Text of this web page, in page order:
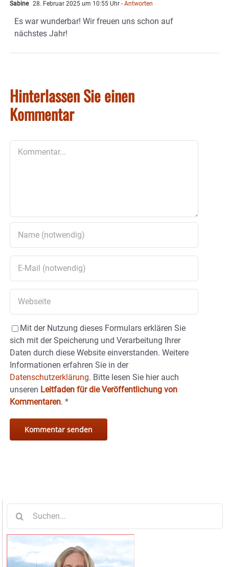
Sabine 28. Februar 2025 um 10:55 Uhr - Antworten
Es war wunderbar! Wir freuen uns schon auf
nächstes Jahr!
Hinterlassen Sie einen
Kommentar
Mit der Nutzung dieses Formulars erklären Sie
sich mit der Speicherung und Verarbeitung Ihrer
Daten durch diese Website einverstanden. Weitere
Informationen erfahren Sie in der
Datenschutzerklärung. Bitte lesen Sie hier auch
unseren Leitfaden für die Veröffentlichung von
Kommentaren. *
nach: